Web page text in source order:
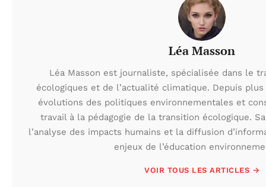
Léa Masson
Léa Masson est journaliste, spécialisée dans le
écologiques et de l’actualité climatique. Depuis
évolutions des politiques environnementales et
travail à la pédagogie de la transition écologique.
l’analyse des impacts humains et la diffusion
enjeux de l’éducation
VOIR TOUS LES ARTICLES →